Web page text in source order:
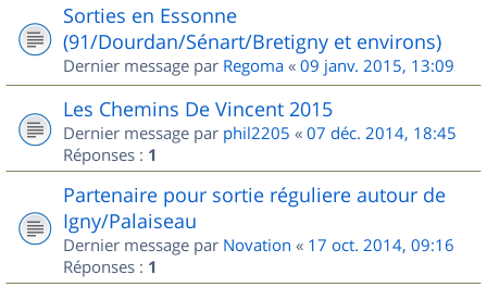
Sorties en Essonne
(91/Dourdan/Sénart/Bretigny et environs)
Dernier message par Regoma « 09 janv. 2015, 13:09
Les Chemins De Vincent 2015
Dernier message par phil2205 « 07 déc. 2014, 18:45
Réponses : 1
Partenaire pour sortie réguliere autour de
Igny/Palaiseau
Dernier message par Novation « 17 oct. 2014, 09:16
Réponses : 1